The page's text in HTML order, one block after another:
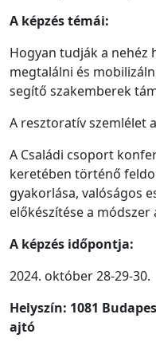
A képzés témái:
Hogyan tudják a nehéz
megtalálni és
segítő szakemberek
A resztoratív szemlélet
A Családi csoport
keretében történő
gyakorlása, valóságos
előkészítése a módszer
A képzés időpontja:
2024. október 28-29-30.
Helyszín: 1081
ajtó